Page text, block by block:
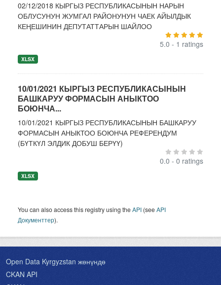
02/12/2018 КЫРГЫЗ РЕСПУБЛИКАСЫНЫН НАРЫН
ОБЛУСУНУН ЖУМГАЛ РАЙОНУНУН ЧАЕК АЙЫЛДЫК
КЕҢЕШИНИН ДЕПУТАТТАРЫН ШАЙЛОО
5.0 - 1 ratings
XLSX
10/01/2021 КЫРГЫЗ РЕСПУБЛИКАСЫНЫН
БАШКАРУУ ФОРМАСЫН АНЫКТОО
БОЮНЧА...
10/01/2021 КЫРГЫЗ РЕСПУБЛИКАСЫНЫН БАШКАРУУ
ФОРМАСЫН АНЫКТОО БОЮНЧА РЕФЕРЕНДУМ
(БҮТКҮЛ ЭЛДИК ДОБУШ БЕРҮҮ)
0.0 - 0 ratings
XLSX
You can also access this registry using theAPI (seeAPI
Документтер).
Open Data Kyrgyzstan жөнүндө
CKAN API